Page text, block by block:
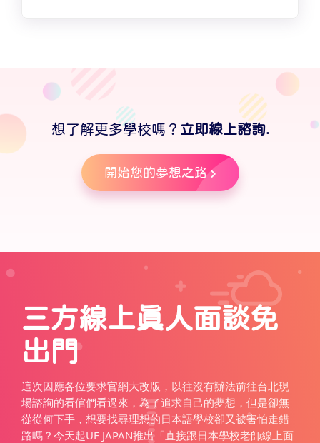
想了解更多學校嗎？ 立即線上諮詢.
開始您的夢想之路
三方線上真人面談免
出門
這次因應各位要求官網大改版，以往沒有辦法前往台北現
場諮詢的看倌們看過來，為了追求自己的夢想，但是卻無
從從何下手，想要找尋理想的日本語學校卻又被害怕走錯
路嗎？今天起UF JAPAN推出「直接跟日本學校老師線上面